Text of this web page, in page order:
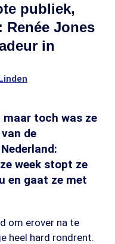
publiek,
Jones
in
maar toch was ze
de
week stopt ze
en gaat ze met
om erover na te
heel hard rondrent.